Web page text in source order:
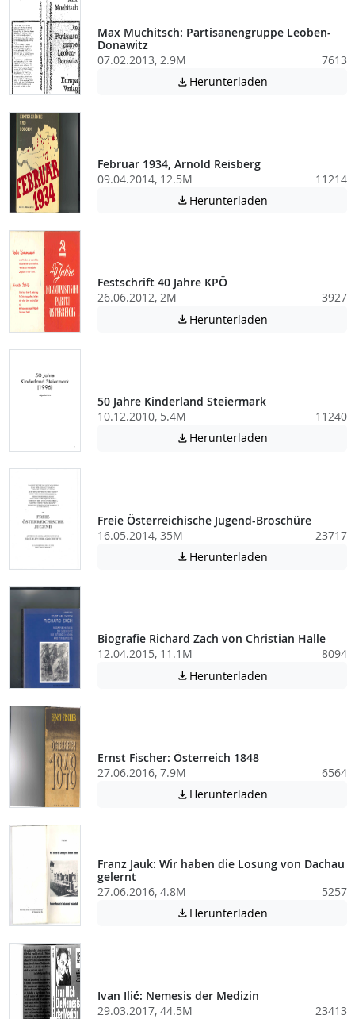
Max Muchitsch: Partisanengruppe Leoben-
Donawitz
07.02.2013, 2.9M
7613
 Herunterladen
Februar 1934, Arnold Reisberg
09.04.2014, 12.5M
11214
 Herunterladen
Festschrift 40 Jahre KPÖ
26.06.2012, 2M
3927
 Herunterladen
50 Jahre Kinderland Steiermark
10.12.2010, 5.4M
11240
 Herunterladen
Freie Österreichische Jugend-Broschüre
16.05.2014, 35M
23717
 Herunterladen
Biografie Richard Zach von Christian Halle
12.04.2015, 11.1M
8094
 Herunterladen
Ernst Fischer: Österreich 1848
27.06.2016, 7.9M
6564
 Herunterladen
Franz Jauk: Wir haben die Losung von Dachau
gelernt
27.06.2016, 4.8M
5257
 Herunterladen
Ivan Ilić: Nemesis der Medizin
29.03.2017, 44.5M
23413